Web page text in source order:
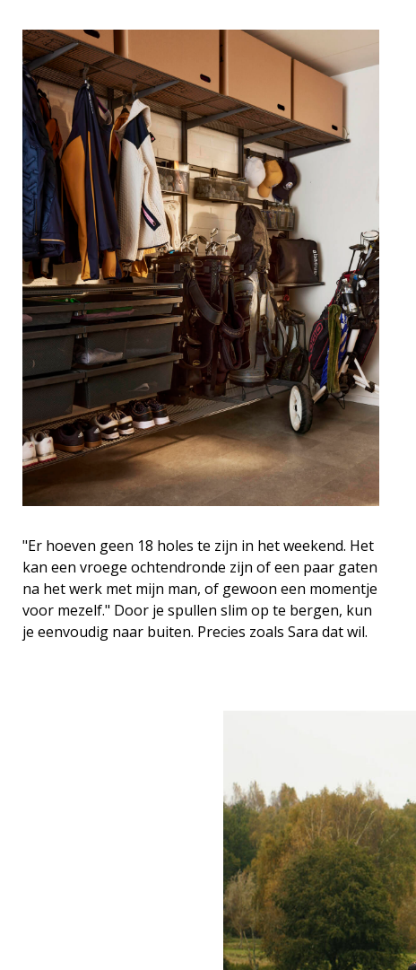
"Er hoeven geen 18 holes te zijn in het weekend. Het
kan een vroege ochtendronde zijn of een paar gaten
na het werk met mijn man, of gewoon een momentje
voor mezelf." Door je spullen slim op te bergen, kun
je eenvoudig naar buiten. Precies zoals Sara dat wil.